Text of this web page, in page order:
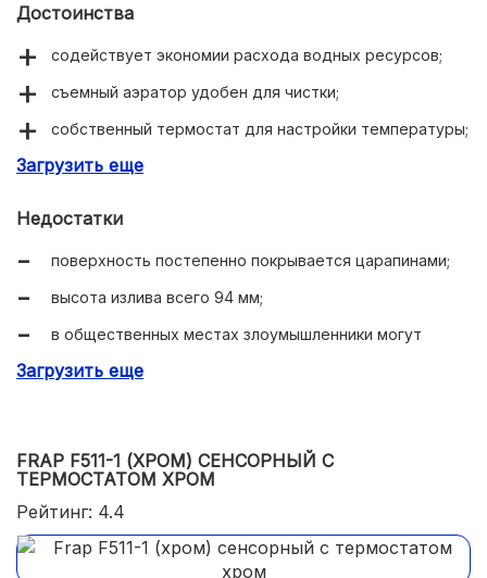
Достоинства
содействует экономии расхода водных ресурсов;
съемный аэратор удобен для чистки;
собственный термостат для настройки температуры;
есть фильтр на входе;
Загрузить еще
Недостатки
поверхность постепенно покрывается царапинами;
высота излива всего 94 мм;
в общественных местах злоумышленники могут
Загрузить еще
FRAP F511-1 (ХРОМ) СЕНСОРНЫЙ С
ТЕРМОСТАТОМ ХРОМ
Рейтинг: 4.4